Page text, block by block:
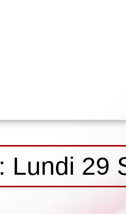
: Lundi 29